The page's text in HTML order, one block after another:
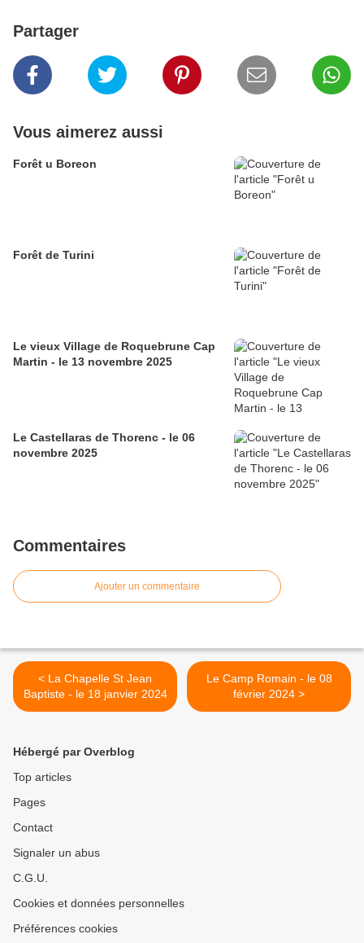
Partager
Vous aimerez aussi
Forêt u Boreon
Forêt de Turini
Le vieux Village de Roquebrune Cap
Martin - le 13 novembre 2025
Le Castellaras de Thorenc - le 06
novembre 2025
Commentaires
Ajouter un commentaire
< La Chapelle St Jean
Baptiste - le 18 janvier 2024
Le Camp Romain - le 08
février 2024 >
Hébergé par Overblog
Top articles
Pages
Contact
Signaler un abus
C.G.U.
Cookies et données personnelles
Préférences cookies